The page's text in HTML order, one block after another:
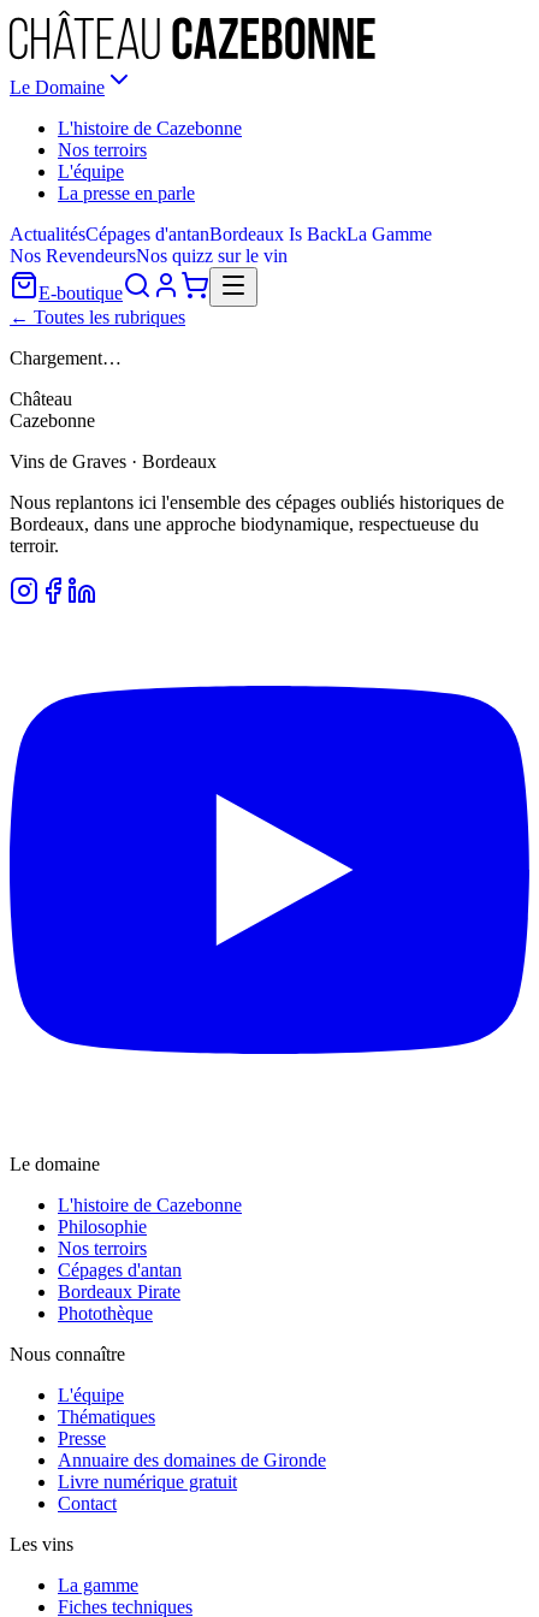
Le Domaine
L'histoire de Cazebonne
Nos terroirs
L'équipe
La presse en parle
ActualitésCépages d'antanBordeaux Is BackLa Gamme
Nos RevendeursNos quizz sur le vin
E-boutique
← Toutes les rubriques
Chargement…
Château
Cazebonne
Vins de Graves · Bordeaux
Nous replantons ici l'ensemble des cépages oubliés historiques de
Bordeaux, dans une approche biodynamique, respectueuse du
terroir.
Le domaine
L'histoire de Cazebonne
Philosophie
Nos terroirs
Cépages d'antan
Bordeaux Pirate
Photothèque
Nous connaître
L'équipe
Thématiques
Presse
Annuaire des domaines de Gironde
Livre numérique gratuit
Contact
Les vins
La gamme
Fiches techniques